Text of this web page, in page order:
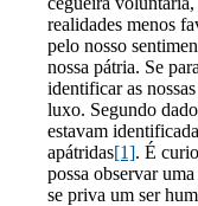
realidades menos
pelo nosso
nossa pátria. Se
identificar as
luxo. Segundo
estavam
apátridas[1]. É
possa observar
se priva um ser